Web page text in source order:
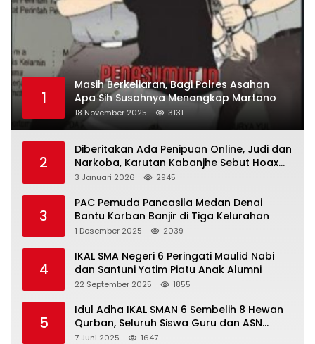
1
Masih Berkeliaran, Bagi Polres Asahan
Apa Sih Susahnya Menangkap Martono
18 November 2025 3131
2
Diberitakan Ada Penipuan Online, Judi dan
Narkoba, Karutan Kabanjhe Sebut Hoax
dan Berita Tak Beryanggungjawab
3 Januari 2026 2945
3
PAC Pemuda Pancasila Medan Denai
Bantu Korban Banjir di Tiga Kelurahan
1 Desember 2025 2039
4
IKAL SMA Negeri 6 Peringati Maulid Nabi
dan Santuni Yatim Piatu Anak Alumni
22 September 2025 1855
5
Idul Adha IKAL SMAN 6 Sembelih 8 Hewan
Qurban, Seluruh Siswa Guru dan ASN
Dapat Daging
7 Juni 2025 1647